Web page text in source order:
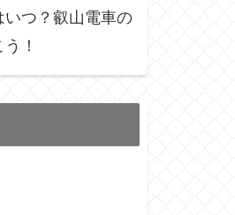
つ？叡山電車の
！